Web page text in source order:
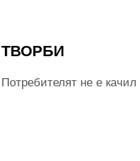
ТВОРБИ
Потребителят не е